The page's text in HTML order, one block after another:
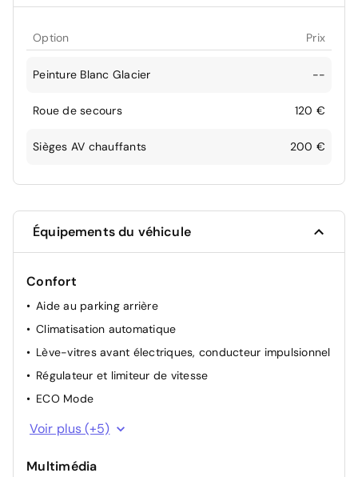
Option Prix
Peinture Blanc Glacier --
Roue de secours 120 €
Sièges AV chauffants 200 €
Équipements du véhicule
Confort
Aide au parking arrière
Climatisation automatique
Lève-vitres avant électriques, conducteur impulsionnel
Régulateur et limiteur de vitesse
ECO Mode
Indicateur de changement de vitesse
Rétroviseurs extérieurs électriques dégivrants
Voir plus (+5)
Multimédia